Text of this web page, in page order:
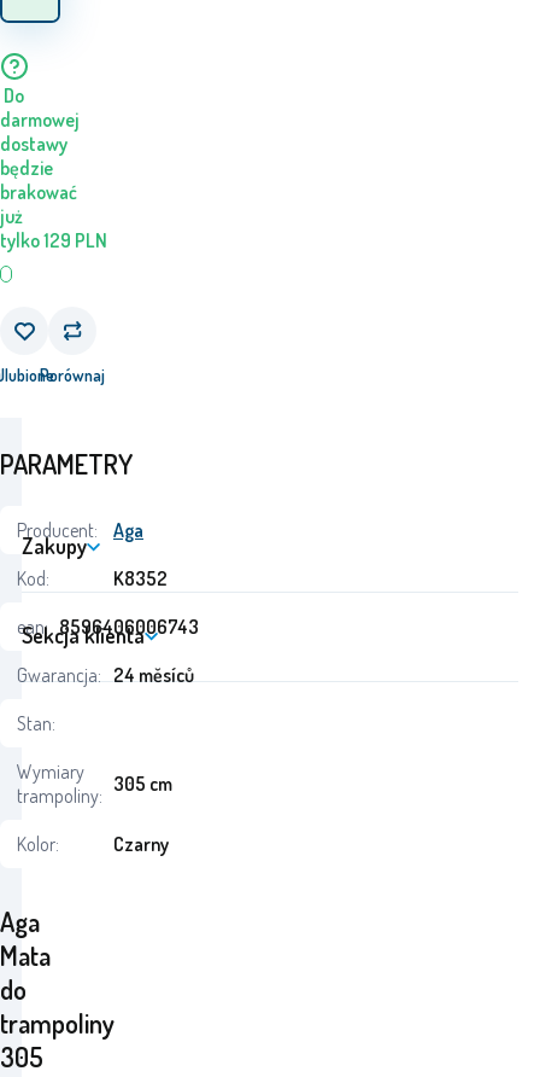
Do
darmowej
dostawy
będzie
brakować
już
tylko129 PLN
Porównaj
Aga
Mata
do
trampoliny
305
PARAMETRY
Producent:
Aga
Kod:
K8352
ean: 8596406006743
Gwarancja: 24 měsíců
Stan:
Wymiary
trampoliny: 305 cm
Kolor: Czarny
Zakupy
Sekcja klienta